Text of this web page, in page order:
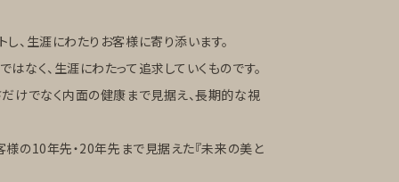
、生涯にわたりお客様に寄り添います。
なく、生涯にわたって追求していくものです。
だけでなく内面の健康まで見据え、長期的な視
様の10年先・20年先まで見据えた『未来の美と